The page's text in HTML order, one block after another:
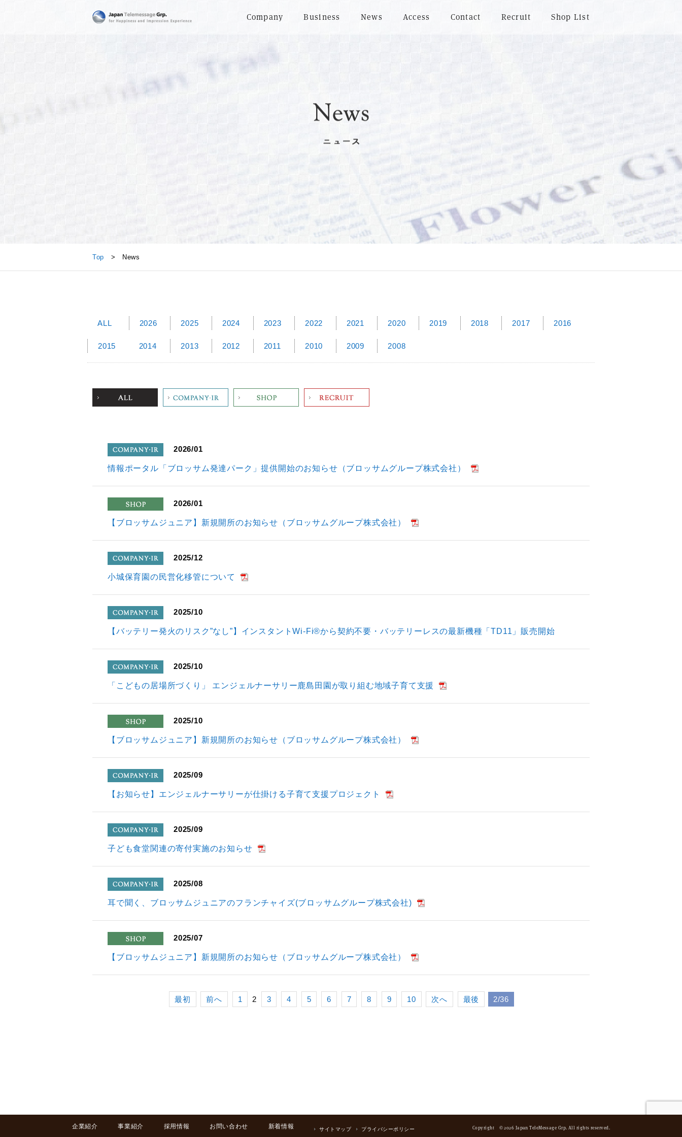
Company Business News Access Contact Recruit Shop List
Top > News
ALL 2026 2025 2024 2023 2022 2021 2020 2019 2018 2017 2016
2015 2014 2013 2012 2011 2010 2009 2008
company
2026/01
情報ポータル「ブロッサム発達パーク」提供開始のお知らせ（ブロッサムグループ株式会社）
shop
2026/01
【ブロッサムジュニア】新規開所のお知らせ（ブロッサムグループ株式会社）
company
2025/12
小城保育園の民営化移管について
company
2025/10
【バッテリー発火のリスク”なし”】インスタントWi-Fi®から契約不要・バッテリーレスの最新機種「TD11」販売開始
company
2025/10
「こどもの居場所づくり」 エンジェルナーサリー鹿島田園が取り組む地域子育て支援
shop
2025/10
【ブロッサムジュニア】新規開所のお知らせ（ブロッサムグループ株式会社）
company
2025/09
【お知らせ】エンジェルナーサリーが仕掛ける子育て支援プロジェクト
company
2025/09
⼦ども⾷堂関連の寄付実施のお知らせ
company
2025/08
耳で聞く、ブロッサムジュニアのフランチャイズ(ブロッサムグループ株式会社)
shop
2025/07
【ブロッサムジュニア】新規開所のお知らせ（ブロッサムグループ株式会社）
最初 前へ 1 2 3 4 5 6 7 8 9 10 次へ 最後 2/36
企業紹介 事業紹介 採用情報 お問い合わせ 新着情報 サイトマップ プライバシーポリシー Copyright © 2026 Japan TeleMessage Grp. All rights reserved.